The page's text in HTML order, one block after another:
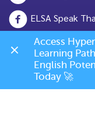
ELSA Speak
Channel ID:
139 Old
Access
Learning
English
Today 🚀